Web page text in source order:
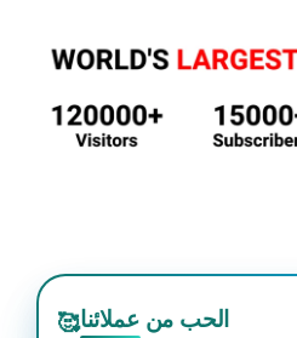
🥰الحب من عملائنا